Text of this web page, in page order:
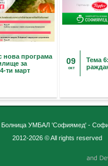
нова програма
за
ти март
09
окт
Тема
Болница УМБАЛ 'Софиямед' -
2012-2026 © All rights reserved